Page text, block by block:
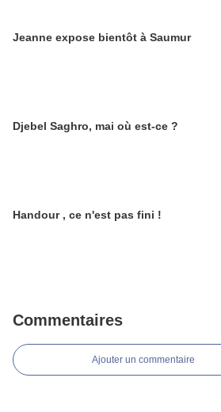
Jeanne expose bientôt à Saumur
Djebel Saghro, mai où est-ce ?
Handour , ce n'est pas fini !
Commentaires
Ajouter un commentaire